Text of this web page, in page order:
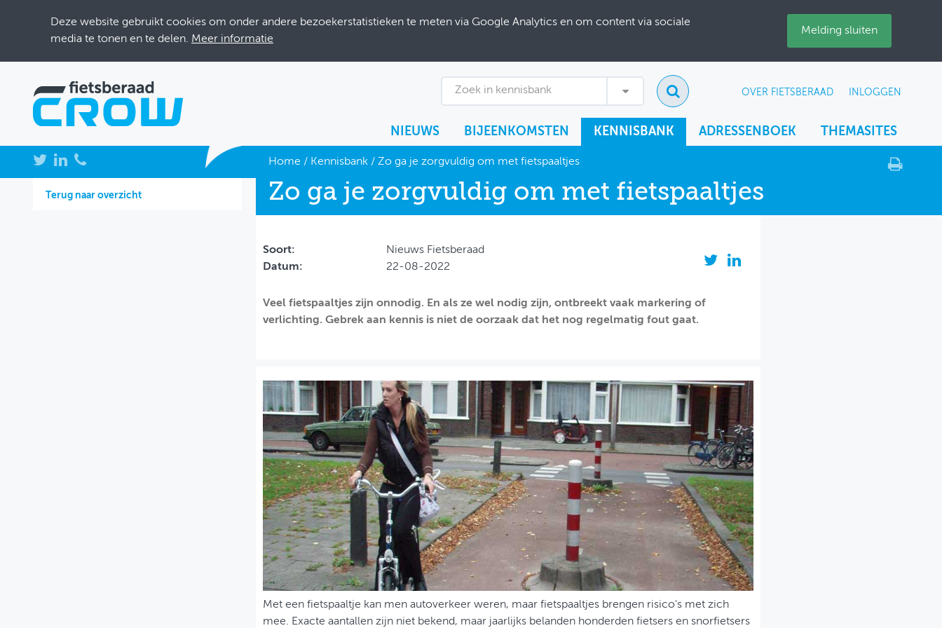
Deze website gebruikt cookies om onder andere bezoekerstatistieken te meten via Google Analytics en om content via sociale
media te tonen en te delen. Meer informatie
Melding sluiten
Zoek in kennisbank OVER FIETSBERAAD INLOGGEN
NIEUWS BIJEENKOMSTEN KENNISBANK ADRESSENBOEK THEMASITES
NIEUWS
BIJEENKOMSTEN
Home / Kennisbank/ Zo ga je zorgvuldig om met fietspaaltjes
Terug naar overzicht Zo ga je zorgvuldig om met fietspaaltjes
Soort:
Nieuws Fietsberaad
Datum:
22-08-2022
Veel fietspaaltjes zijn onnodig. En als ze wel nodig zijn, ontbreekt vaak markering of
verlichting. Gebrek aan kennis is niet de oorzaak dat het nog regelmatig fout gaat.
Met een fietspaaltje kan men autoverkeer weren, maar fietspaaltjes brengen risico's met zich
mee. Exacte aantallen zijn niet bekend, maar jaarlijks belanden honderden fietsers en snorfietsers